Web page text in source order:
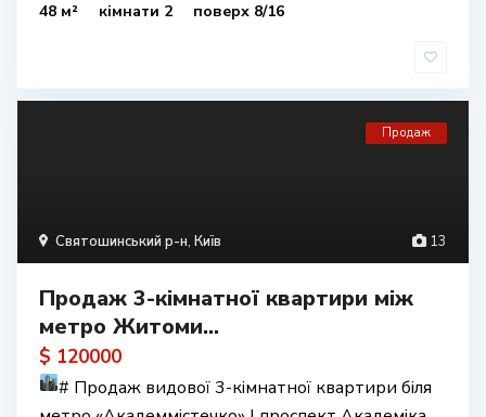
48 м² кімнати 2 поверх 8/16
13
Святошинський р-н, Київ
Продаж
Продаж 3-кімнатної квартири між
метро Житоми...
$ 120000
# Продаж видової 3-кімнатної квартири біля